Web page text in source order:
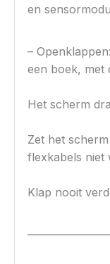
en
–
een boek, met
Het scherm
Zet het
flexkabels niet
Klap nooit